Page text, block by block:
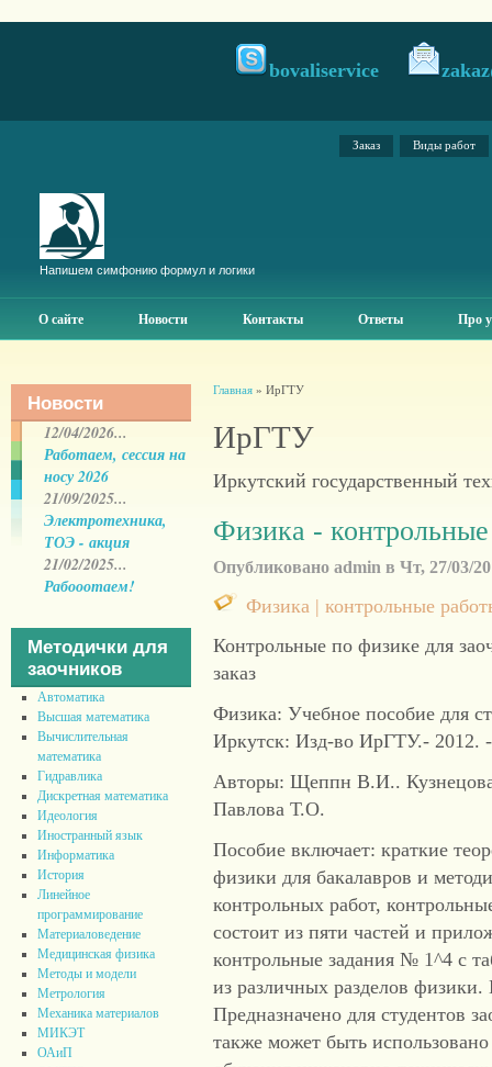
bovaliservice
Заказ Виды работ
Напишем симфонию формул и логики
О сайте Новости Контакты Ответы Про
Новости
12/04/2026...
Работаем, сессия на
носу 2026
21/09/2025...
Электротехника,
ТОЭ - акция
21/02/2025...
Рабооотаем!
Методички для
заочников
Автоматика
Высшая математика
Вычислительная
математика
Гидравлика
Дискретная математика
Идеология
Иностранный язык
Информатика
История
Линейное
программирование
Материаловедение
Медицинская физика
Методы и модели
Метрология
Механика материалов
МИКЭТ
ОАиП
Главная» ИрГТУ
ИрГТУ
Иркутский государственный
Физика -
Опубликовано admin в Чт, 27/03/
Физика | контрольные
Контрольные по физике для
заказ
Физика: Учебное пособие для
Иркутск: Изд-во ИрГТУ.- 2012.
Авторы: Щеппн В.И..
Павлова Т.О.
Пособие включает: краткие
физики для бакалавров и
контрольных работ,
состоит из пяти частей и
контрольные задания № 1^4 с
из различных разделов
Предназначено для студентов
также может быть